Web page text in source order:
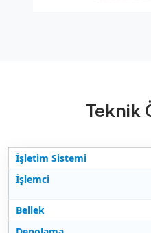
Teknik
İşletim Sistemi
İşlemci
Bellek